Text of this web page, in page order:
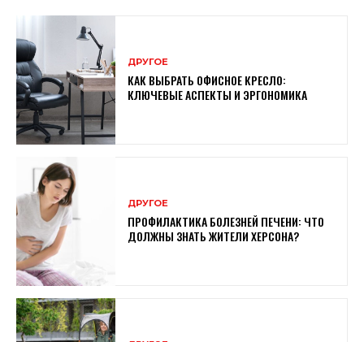
ДРУГОЕ
КАК ВЫБРАТЬ ОФИСНОЕ КРЕСЛО:
КЛЮЧЕВЫЕ АСПЕКТЫ И ЭРГОНОМИКА
ДРУГОЕ
ПРОФИЛАКТИКА БОЛЕЗНЕЙ ПЕЧЕНИ: ЧТО
ДОЛЖНЫ ЗНАТЬ ЖИТЕЛИ ХЕРСОНА?